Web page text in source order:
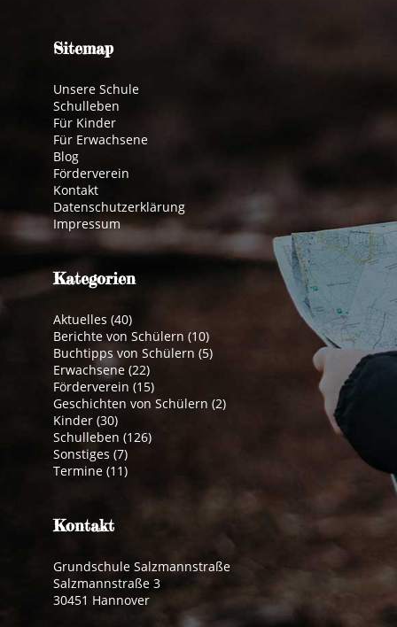
Sitemap
Unsere Schule
Schulleben
Für Kinder
Für Erwachsene
Blog
Förderverein
Kontakt
Datenschutzerklärung
Impressum
Kategorien
Aktuelles (40)
Berichte von Schülern (10)
Buchtipps von Schülern (5)
Erwachsene (22)
Förderverein (15)
Geschichten von Schülern (2)
Kinder (30)
Schulleben (126)
Sonstiges (7)
Termine (11)
Kontakt
Grundschule Salzmannstraße
Salzmannstraße 3
30451 Hannover